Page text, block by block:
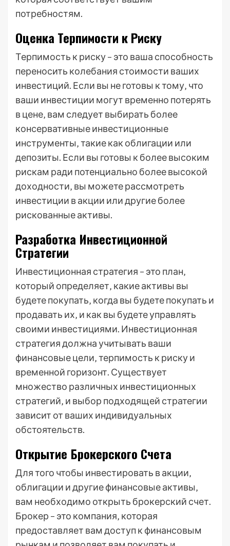
потребностям.
Оценка Терпимости к Риску
Терпимость к риску – это ваша способность
переносить колебания стоимости ваших
инвестиций. Если вы не готовы к тому‚ что
ваши инвестиции могут временно потерять
в цене‚ вам следует выбирать более
консервативные инвестиционные
инструменты‚ такие как облигации или
депозиты. Если вы готовы к более высоким
рискам ради потенциально более высокой
доходности‚ вы можете рассмотреть
инвестиции в акции или другие более
рискованные активы.
Разработка Инвестиционной
Стратегии
Инвестиционная стратегия – это план‚
который определяет‚ какие активы вы
будете покупать‚ когда вы будете покупать и
продавать их‚ и как вы будете управлять
своими инвестициями. Инвестиционная
стратегия должна учитывать ваши
финансовые цели‚ терпимость к риску и
временной горизонт. Существует
множество различных инвестиционных
стратегий‚ и выбор подходящей стратегии
зависит от ваших индивидуальных
обстоятельств.
Открытие Брокерского Счета
Для того чтобы инвестировать в акции‚
облигации и другие финансовые активы‚
вам необходимо открыть брокерский счет.
Брокер – это компания‚ которая
предоставляет вам доступ к финансовым